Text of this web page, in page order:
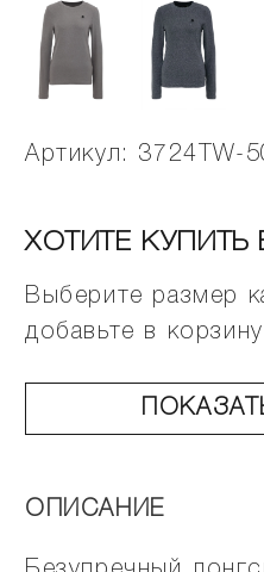
Артикул: 3724TW-
ХОТИТЕ КУПИТЬ
Выберите размер
добавьте в
ОПИСАНИЕ